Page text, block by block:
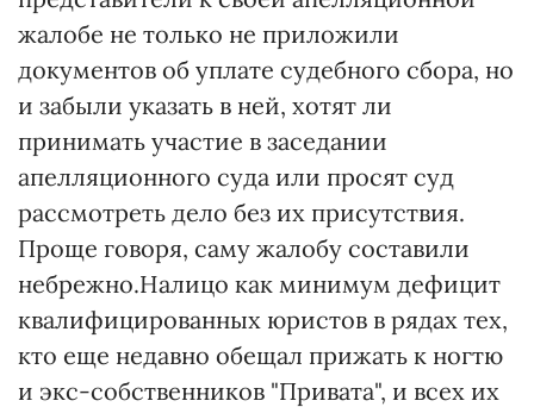
жалобе не только не приложили
документов об уплате судебного сбора, но
и забыли указать в ней, хотят ли
принимать участие в заседании
апелляционного суда или просят суд
рассмотреть дело без их присутствия.
Проще говоря, саму жалобу составили
небрежно.Налицо как минимум дефицит
квалифицированных юристов в рядах тех,
кто еще недавно обещал прижать к ногтю
и экс-собственников "Привата", и всех их